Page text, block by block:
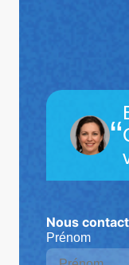
“
Nous
Prénom